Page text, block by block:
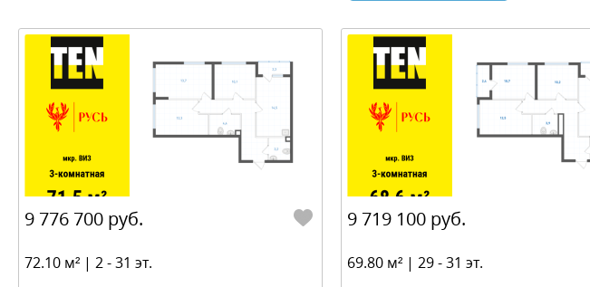
9 776 700 руб.
72.10 м² | 2 - 31 эт.
9 719 100 руб.
69.80 м² | 29 - 31 эт.